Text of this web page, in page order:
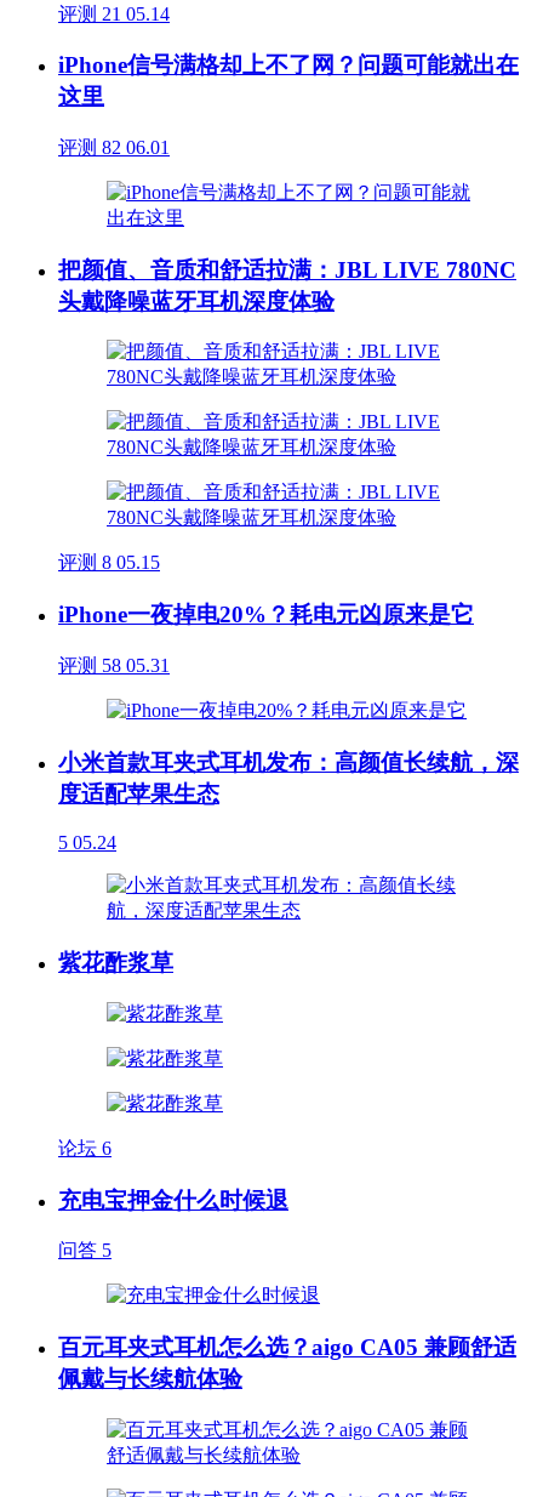
评测 21 05.14
iPhone信号满格却上不了网？问题可能就出在
这里
评测 82 06.01
把颜值、音质和舒适拉满：JBL LIVE 780NC
头戴降噪蓝牙耳机深度体验
评测 8 05.15
iPhone一夜掉电20%？耗电元凶原来是它
评测 58 05.31
小米首款耳夹式耳机发布：高颜值长续航，深
度适配苹果生态
5 05.24
紫花酢浆草
论坛 6
充电宝押金什么时候退
问答 5
百元耳夹式耳机怎么选？aigo CA05 兼顾舒适
佩戴与长续航体验